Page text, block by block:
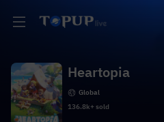
Heartopia
Global
136.8k+ sold